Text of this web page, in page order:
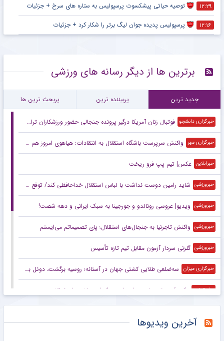
۱۲:۲۹ توصیه حیاتی پیشکسوت پرسپولیس به ستاره های سرخ + جزئیات
۱۲:۱۶ پرسپولیس پدیده جوان لیگ برتر را شکار کرد + جزئیات
برترین ها از دیگر رسانه های ورزشی
جدید ترین پربیننده ترین پربحث ترین ها
خبرگزاری دانشجو فوتبال زنان آمریکا درگیر پرونده جنجالی حضور ورزشکاران تراجنسیتی
خبرگزاری مهر واکنش سرپرست باشگاه استقلال به انتقادات؛ هیاهوی امروز هم می‌گذرد!
خبرانلاین عکس| تیم پپ فرو ریخت
خبرورزشی شاید رامین دوست نداشت با لباس استقلال خداحافظی کند/ توقع چندانی از این استقلال نداریم/ این پنجره بسته حاصل شوک‌های مدیریتی است
خبرورزشی ویدیو| عروسی رونالدو و جورجینا به سبک ایرانی و دهه شصت!
خبرورزشی واکنش تاجرنیا به جنجال‌های استقلال؛ پای تصمیماتم می‌ایستم
خبرورزشی گلزنی سردار آزمون مقابل تیم تازه تأسیس
خبرگزاری میزان سه‌ضلعی طلایی کشتی جهان در آستانه؛ روسیه برگشت، دوئل بزرگ ایران و آمریکا
مشرق نیوز عکس/ روزنامه‌های ورزشی امروز یک‌شنبه ۱۸ مرداد ۱۴۰۵
آخرین ویدیوها